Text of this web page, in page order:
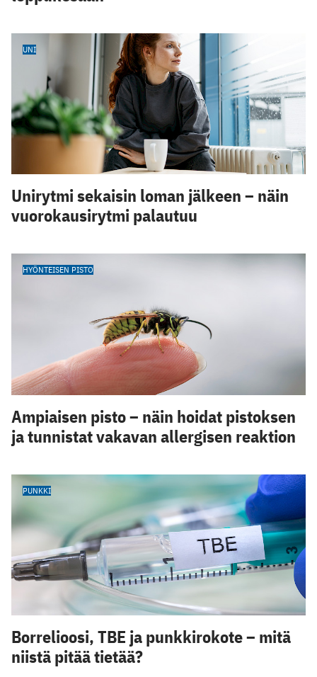
UNI
Unirytmi sekaisin loman jälkeen – näin
vuorokausirytmi palautuu
HYÖNTEISEN PISTO
Ampiaisen pisto – näin hoidat pistoksen
ja tunnistat vakavan allergisen reaktion
PUNKKI
Borrelioosi, TBE ja punkkirokote – mitä
niistä pitää tietää?